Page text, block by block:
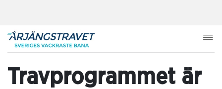
Travprogrammet är